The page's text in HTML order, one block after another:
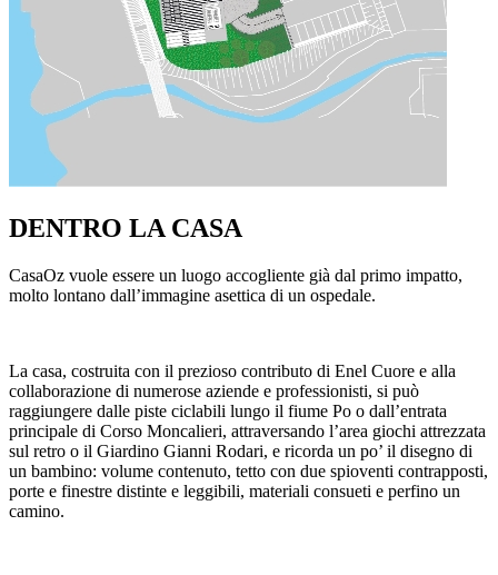
DENTRO LA CASA
CasaOz vuole essere un luogo accogliente già dal primo impatto,
molto lontano dall’immagine asettica di un ospedale.
La casa, costruita con il prezioso contributo di Enel Cuore e alla
collaborazione di numerose aziende e professionisti, si può
raggiungere dalle piste ciclabili lungo il fiume Po o dall’entrata
principale di Corso Moncalieri, attraversando l’area giochi attrezzata
sul retro o il Giardino Gianni Rodari, e ricorda un po’ il disegno di
un bambino: volume contenuto, tetto con due spioventi contrapposti,
porte e finestre distinte e leggibili, materiali consueti e perfino un
camino.